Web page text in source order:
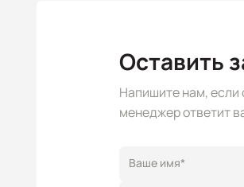
Оставить
Напишите нам,
менеджер ответит
Ваше имя*